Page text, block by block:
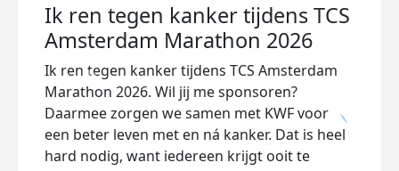
Ik ren tegen kanker tijdens TCS
Amsterdam Marathon 2026
Ik ren tegen kanker tijdens TCS Amsterdam
Marathon 2026. Wil jij me sponsoren?
Daarmee zorgen we samen met KWF voor
een beter leven met en ná kanker. Dat is heel
hard nodig, want iedereen krijgt ooit te